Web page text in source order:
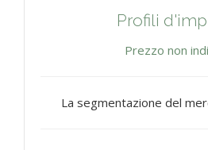
Profili
Prezzo non
La segmentazione del